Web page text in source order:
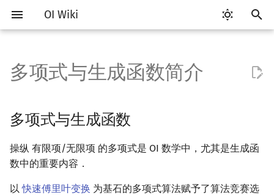
OI Wiki
入
以
始
搜
Getting Started
关于本项目
如何参与
比赛相关简介
赛事
OI 赛事与赛制
题型
题型概述
读入、输出优化
常见错误
工具软件简介
代码编辑工具
Vim
VS Code
评测工具
评测工具简介
Cena
Testlib 简介
Generator
语言基础简介
C++ 基础
Hello, World!
变量
C++ 标准库
C++ 标准库简介
STL 算法
类
值类别
算法基础简介
复杂度
复杂度简介
枚举
排序简介
冒泡排序
搜索部分简介
DFS（搜索）
BFS（搜索）
动态规划部分简介
动态规划基础
记忆化搜索
DP 优化简介
斜率优化
字符串部分简介
字符串基础
标准库
后缀数组简介
数字系统简介
进位制
平衡三进制
数论基础
模算术简介
素数
多项式与生成函数
基本概念
多项式的次数
排列组合
抽屉原理
容斥原理
线性代数简介
向量
内积和外积
线性规划基础
单纯形法
基本概念
群论
环论
基本概念
条件概率与独立性
随机变量
博弈论简介
公平组合游戏
零和游戏
插值
数值积分
高斯消元
数据结构部分简介
栈
队列
并查集
堆简介
配对堆
分块思想
块状链表
线段树基础
李超线段树
二叉搜索树 & 平衡树
Splay 树
可持久化数据结构简介
可持久化块状数组
线段树套线段树
线段树套平衡树
Link Cut Tree
Euler Tour Tree
图论部分简介
图论相关概念
图的存储
树基础
树的中心
最短路
k 短路
最小生成树
最小直径生成树
强连通分量
割点和桥
网络流简介
最小割
图匹配
二分图最大权匹配
计算几何部分简介
二维计算几何基础
三维计算几何基础
杂项简介
离散化
双指针
离线算法简介
整体二分
随机函数
爬山算法
RMQ
并查集应用
括号序列
多项式与生成函数简介
多项式与生成函数
操纵 有限项/无限项 的多项式是 OI 数学中，尤其是生成函
数中的重要内容．
以快速傅里叶变换 为基石的多项式算法赋予了算法竞赛选